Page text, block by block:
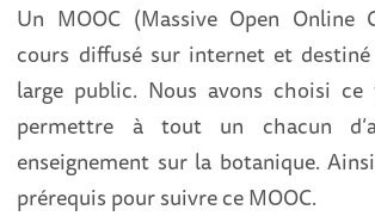
Un MOOC (Massive Open Online
cours diffusé sur internet et
large public. Nous avons choisi
permettre à tout un chacun
enseignement sur la botanique.
prérequis pour suivre ce MOOC.